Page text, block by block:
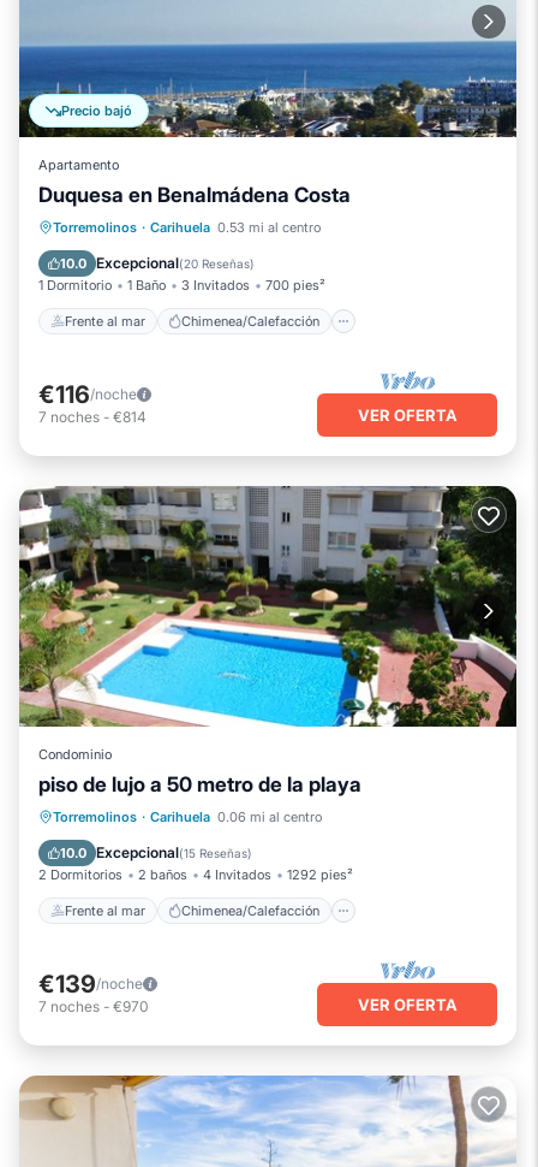
Precio bajó
Apartamento
Duquesa en Benalmádena Costa
Torremolinos · Carihuela 0.53 mi al centro
10.0 Excepcional(20 Reseñas)
1 Dormitorio 1 Baño 3 Invitados 700 pies²
Frente al mar Chimenea/Calefacción
Frente al mar
Chimenea/Calefacción
Piscina
Vista al mar
€116/noche
7 noches - €814 VER OFERTA
Condominio
piso de lujo a 50 metro de la playa
Torremolinos · Carihuela 0.06 mi al centro
10.0 Excepcional(15 Reseñas)
2 Dormitorios 2 baños 4 Invitados 1292 pies²
Frente al mar Chimenea/Calefacción
Frente al mar
Chimenea/Calefacción
Piscina
Vista al mar
€139/noche
7 noches - €970 VER OFERTA